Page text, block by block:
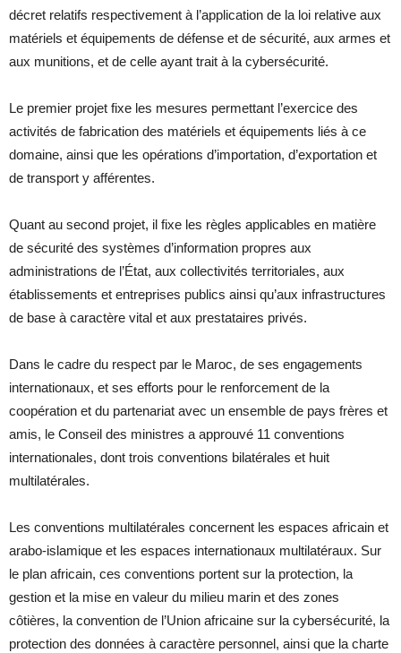
décret relatifs respectivement à l’application de la loi relative aux
matériels et équipements de défense et de sécurité, aux armes et
aux munitions, et de celle ayant trait à la cybersécurité.
Le premier projet fixe les mesures permettant l’exercice des
activités de fabrication des matériels et équipements liés à ce
domaine, ainsi que les opérations d’importation, d’exportation et
de transport y afférentes.
Quant au second projet, il fixe les règles applicables en matière
de sécurité des systèmes d’information propres aux
administrations de l’État, aux collectivités territoriales, aux
établissements et entreprises publics ainsi qu’aux infrastructures
de base à caractère vital et aux prestataires privés.
Dans le cadre du respect par le Maroc, de ses engagements
internationaux, et ses efforts pour le renforcement de la
coopération et du partenariat avec un ensemble de pays frères et
amis, le Conseil des ministres a approuvé 11 conventions
internationales, dont trois conventions bilatérales et huit
multilatérales.
Les conventions multilatérales concernent les espaces africain et
arabo-islamique et les espaces internationaux multilatéraux. Sur
le plan africain, ces conventions portent sur la protection, la
gestion et la mise en valeur du milieu marin et des zones
côtières, la convention de l’Union africaine sur la cybersécurité, la
protection des données à caractère personnel, ainsi que la charte